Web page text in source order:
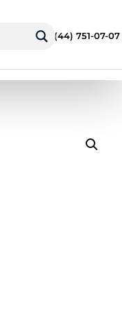
+375 (44) 751-07-07